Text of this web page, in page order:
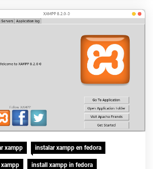
xampp instalar xampp en fedora
install xampp in fedora